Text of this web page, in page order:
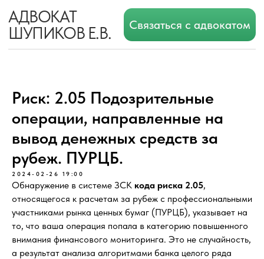
АДВОКАТ
ШУПИКОВ Е.В.
Связаться с адвокатом
Риск: 2.05 Подозрительные
операции, направленные на
вывод денежных средств за
рубеж. ПУРЦБ.
2024-02-26 19:00
Обнаружение в системе ЗСК кода риска 2.05,
относящегося к расчетам за рубеж с профессиональными
участниками рынка ценных бумаг (ПУРЦБ), указывает на
то, что ваша операция попала в категорию повышенного
внимания финансового мониторинга. Это не случайность,
а результат анализа алгоритмами банка целого ряда